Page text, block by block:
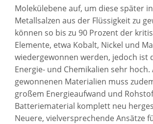
Molekülebene auf, um diese später
Metallsalzen aus der Flüssigkeit zu
können so bis zu 90 Prozent der
Elemente, etwa Kobalt, Nickel und
wiedergewonnen werden, jedoch ist
Energie- und Chemikalien sehr hoch.
gewonnenen Materialien muss
großem Energieaufwand und
Batteriematerial komplett neu
Neuere, vielversprechende Ansätze